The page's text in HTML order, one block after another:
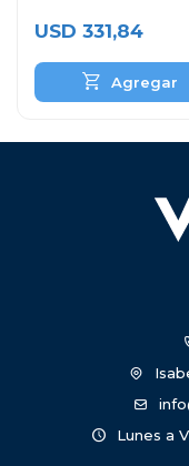
USD 331,84
Lunes a